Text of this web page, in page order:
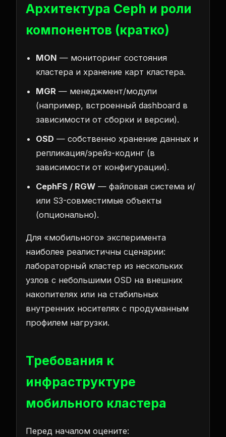
Архитектура Ceph и роли
компонентов (кратко)
MON — мониторинг состояния
кластера и хранение карт кластера.
MGR — менеджмент/модули
(например, встроенный dashboard в
зависимости от сборки и версии).
OSD — собственно хранение данных и
репликация/эрейз-кодинг (в
зависимости от конфигурации).
CephFS / RGW — файловая система и/
или S3-совместимые объекты
(опционально).
Для «мобильного» эксперимента
наиболее реалистичны сценарии:
лабораторный кластер из нескольких
узлов с небольшими OSD на внешних
накопителях или на стабильных
внутренних носителях с продуманным
профилем нагрузки.
Требования к
инфраструктуре
мобильного кластера
Перед началом оцените: